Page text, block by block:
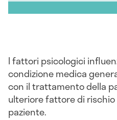
I fattori psicologici
condizione medica
con il trattamento della
ulteriore fattore di rischio
paziente.